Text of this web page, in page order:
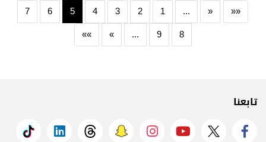
««
«
...
1
2
3
4
5
6
7
8
9
...
»
»»
تابعنا